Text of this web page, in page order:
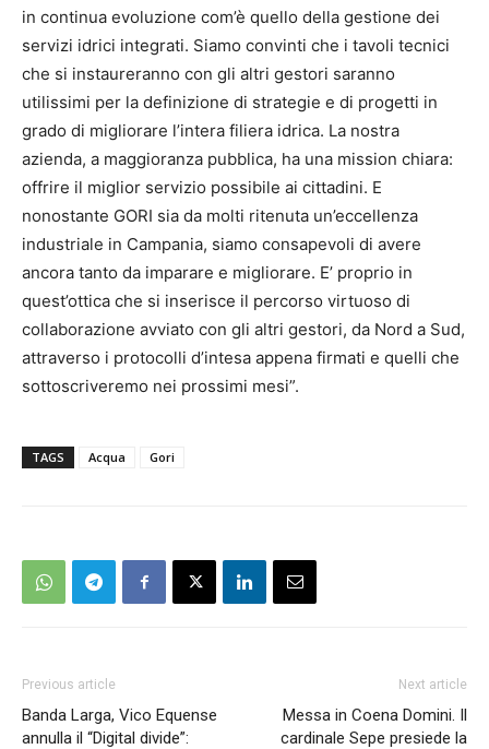
in continua evoluzione com’è quello della gestione dei
servizi idrici integrati. Siamo convinti che i tavoli tecnici
che si instaureranno con gli altri gestori saranno
utilissimi per la definizione di strategie e di progetti in
grado di migliorare l’intera filiera idrica. La nostra
azienda, a maggioranza pubblica, ha una mission chiara:
offrire il miglior servizio possibile ai cittadini. E
nonostante GORI sia da molti ritenuta un’eccellenza
industriale in Campania, siamo consapevoli di avere
ancora tanto da imparare e migliorare. E’ proprio in
quest’ottica che si inserisce il percorso virtuoso di
collaborazione avviato con gli altri gestori, da Nord a Sud,
attraverso i protocolli d’intesa appena firmati e quelli che
sottoscriveremo nei prossimi mesi”.
TAGS Acqua Gori
Previous article
Banda Larga, Vico Equense
annulla il “Digital divide”:
Next article
Messa in Coena Domini. Il
cardinale Sepe presiede la